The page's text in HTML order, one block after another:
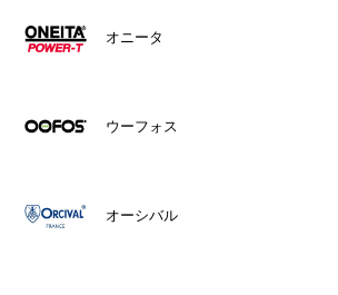
オニータ
ウーフォス
オーシバル